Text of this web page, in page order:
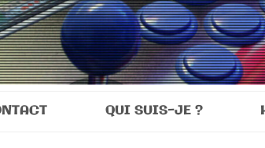
Room
QUI SUIS-JE ?